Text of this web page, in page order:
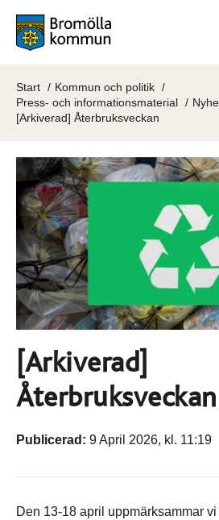
Start
Kommun och politik
Press- och informationsmaterial
[Arkiverad] Återbruksveckan
[Arkiverad]
Återbruksveckan
Publicerad: 9 April 2026, kl. 11:19
Den 13-18 april uppmärksammar